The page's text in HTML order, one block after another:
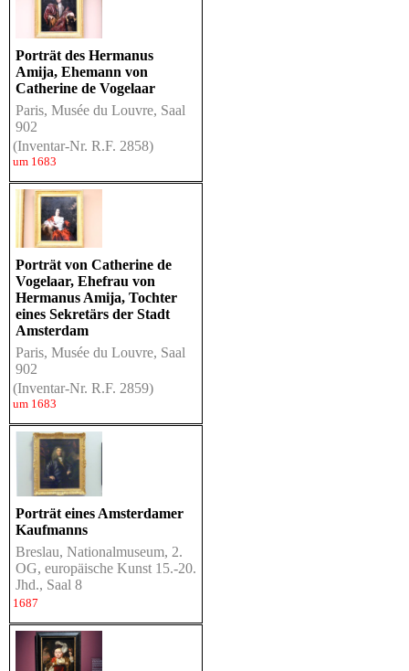
Porträt des Hermanus
Amija, Ehemann von
Catherine de Vogelaar
Paris, Musée du Louvre, Saal
902
(Inventar-Nr. R.F. 2858)
um 1683
Porträt von Catherine de
Vogelaar, Ehefrau von
Hermanus Amija, Tochter
eines Sekretärs der Stadt
Amsterdam
Paris, Musée du Louvre, Saal
902
(Inventar-Nr. R.F. 2859)
um 1683
Porträt eines Amsterdamer
Kaufmanns
Breslau, Nationalmuseum, 2.
OG, europäische Kunst 15.-20.
Jhd., Saal 8
1687